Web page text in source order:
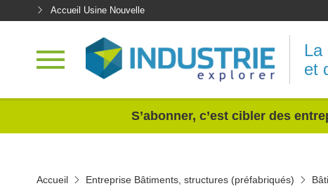
Accueil Usine Nouvelle
La
et
S’abonner, c’est cibler des
Accueil Entreprise Bâtiments, structures (préfabriqués)